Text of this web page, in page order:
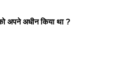
अपने अधीन किया था ?